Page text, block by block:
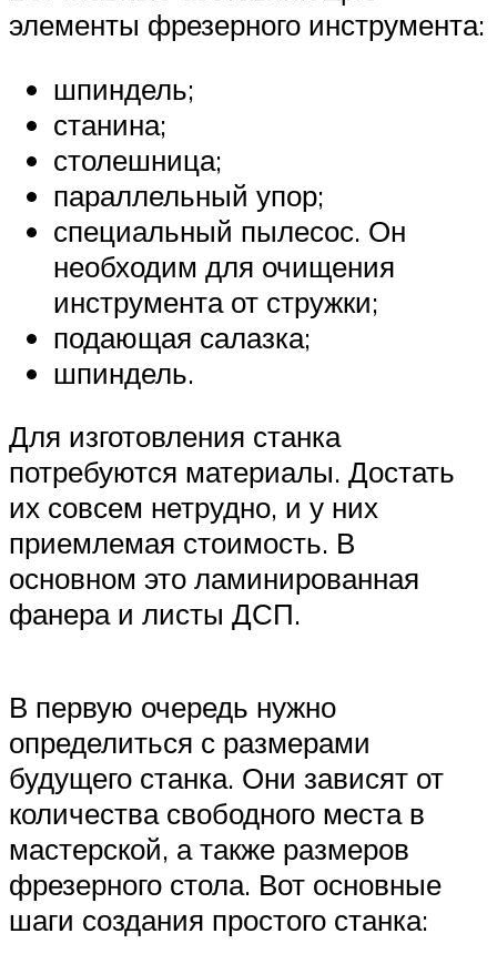
элементы фрезерного инструмента:
шпиндель;
станина;
столешница;
параллельный упор;
специальный пылесос. Он
необходим для очищения
инструмента от стружки;
подающая салазка;
шпиндель.
Для изготовления станка
потребуются материалы. Достать
их совсем нетрудно, и у них
приемлемая стоимость. В
основном это ламинированная
фанера и листы ДСП.
В первую очередь нужно
определиться с размерами
будущего станка. Они зависят от
количества свободного места в
мастерской, а также размеров
фрезерного стола. Вот основные
шаги создания простого станка: